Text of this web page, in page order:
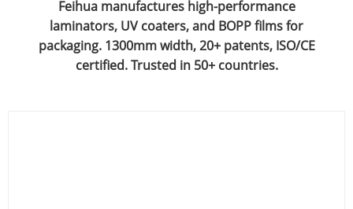
Feihua manufactures high-performance
laminators, UV coaters, and BOPP films for
packaging. 1300mm width, 20+ patents, ISO/CE
certified. Trusted in 50+ countries.